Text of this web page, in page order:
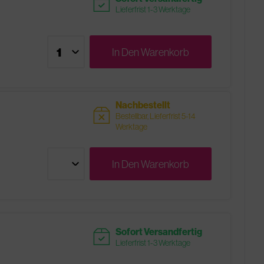
Lieferfrist 1-3 Werktage
In DenWarenkorb
sold Nachbestellt
Bestellbar, Lieferfrist 5-14
Werktage
In DenWarenkorb
readytoship Sofort Versandfertig
Lieferfrist 1-3 Werktage